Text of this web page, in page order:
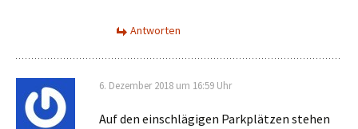
Antworten
6. Dezember 2018 um 16:59 Uhr
Auf den einschlägigen Parkplätzen stehen